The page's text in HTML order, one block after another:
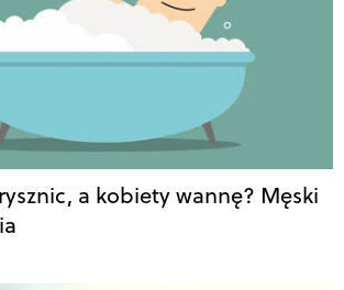
a kobiety wannę? Męski